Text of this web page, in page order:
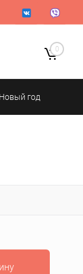
0
Новый год